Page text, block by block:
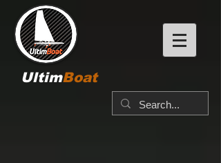
UltimBoat